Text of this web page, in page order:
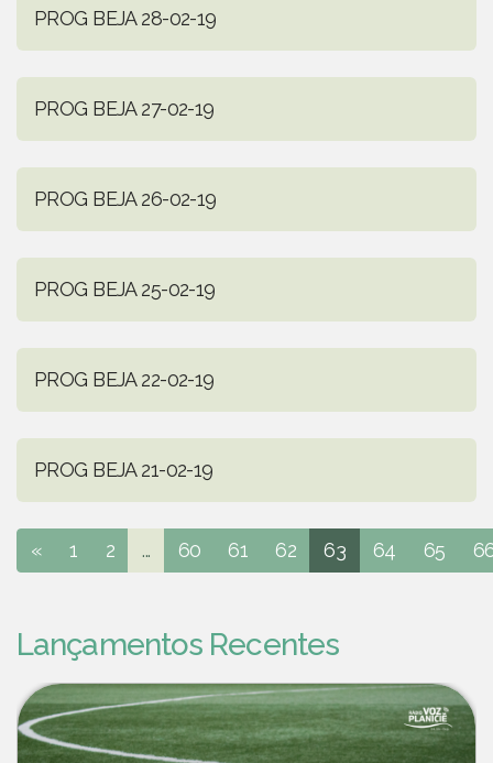
PROG BEJA 28-02-19
PROG BEJA 27-02-19
PROG BEJA 26-02-19
PROG BEJA 25-02-19
PROG BEJA 22-02-19
PROG BEJA 21-02-19
« 1 2 ... 60 61 62 63 64 65
Lançamentos Recentes